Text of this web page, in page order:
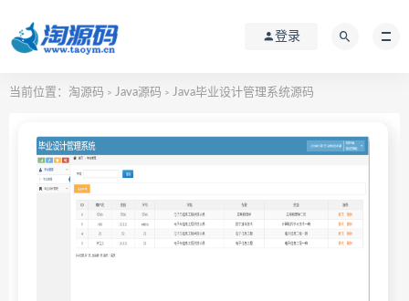
登录
当前位置： 淘源码 > Java源码 > Java毕业设计管理系统源码